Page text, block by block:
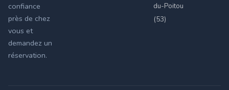
confiance
près de chez
vous et
demandez un
réservation.
du-Poitou
(53)